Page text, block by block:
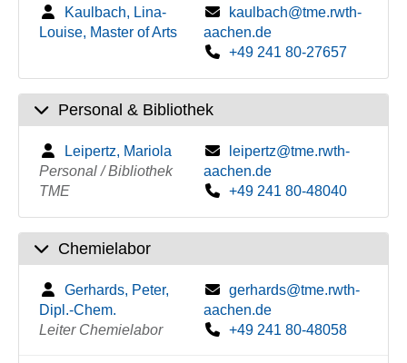
Kaulbach, Lina-
Louise, Master of Arts
kaulbach@tme.rwth-
aachen.de
+49 241 80-27657
Personal & Bibliothek
Leipertz, Mariola
Personal / Bibliothek
TME
leipertz@tme.rwth-
aachen.de
+49 241 80-48040
Chemielabor
Gerhards, Peter,
Dipl.-Chem.
Leiter Chemielabor
gerhards@tme.rwth-
aachen.de
+49 241 80-48058